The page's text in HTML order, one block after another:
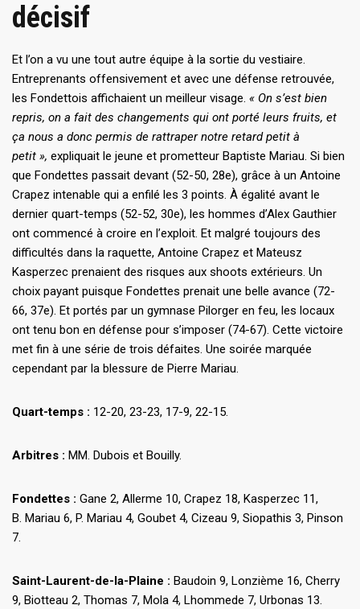
décisif
Et l’on a vu une tout autre équipe à la sortie du vestiaire.
Entreprenants offensivement et avec une défense retrouvée,
les Fondettois affichaient un meilleur visage. « On s’est bien
repris, on a fait des changements qui ont porté leurs fruits, et
ça nous a donc permis de rattraper notre retard petit à
petit », expliquait le jeune et prometteur Baptiste Mariau. Si bien
que Fondettes passait devant (52-50, 28e), grâce à un Antoine
Crapez intenable qui a enfilé les 3 points. À égalité avant le
dernier quart-temps (52-52, 30e), les hommes d’Alex Gauthier
ont commencé à croire en l’exploit. Et malgré toujours des
difficultés dans la raquette, Antoine Crapez et Mateusz
Kasperzec prenaient des risques aux shoots extérieurs. Un
choix payant puisque Fondettes prenait une belle avance (72-
66, 37e). Et portés par un gymnase Pilorger en feu, les locaux
ont tenu bon en défense pour s’imposer (74-67). Cette victoire
met fin à une série de trois défaites. Une soirée marquée
cependant par la blessure de Pierre Mariau.
Quart-temps : 12-20, 23-23, 17-9, 22-15.
Arbitres : MM. Dubois et Bouilly.
Fondettes : Gane 2, Allerme 10, Crapez 18, Kasperzec 11,
B. Mariau 6, P. Mariau 4, Goubet 4, Cizeau 9, Siopathis 3, Pinson
7.
Saint-Laurent-de-la-Plaine : Baudoin 9, Lonzième 16, Cherry
9, Biotteau 2, Thomas 7, Mola 4, Lhommede 7, Urbonas 13.